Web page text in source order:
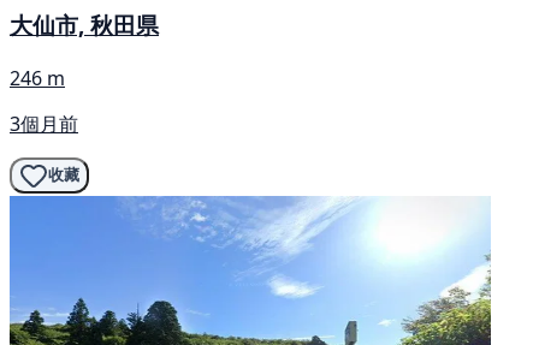
大仙市, 秋田県
246 m
3個月前
收藏